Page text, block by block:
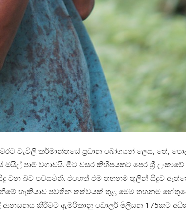
වැවිලි කර්මාන්තයේ ප්‍රධාන බෝගයන් ලෙස, තේ,
පාම් වගාවයි. මීට වසර කිහිපයකට පෙර ශ්‍රී ලංකාවේ
වන බව පවසමිනි. එහෙත් එම තහනම තුලින් සිදුව
හැකියාව පවතින තත්වයක් තුළ මෙම තහනම
ආනයනය කිරීමට ඇමරිකානු ඩොලර් මිලියන 175කට